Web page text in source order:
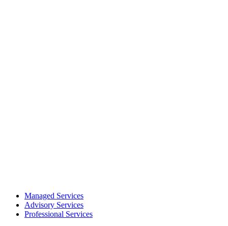
Managed Services
Advisory Services
Professional Services